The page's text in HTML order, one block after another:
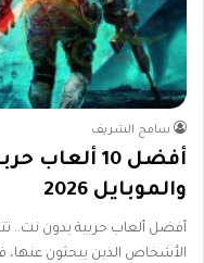
سامح الشريف
أفضل 10
والموبايل 2026
أفضل ألعاب حربية بدون نت..
الأشخاص الذين يبحثون عنها،